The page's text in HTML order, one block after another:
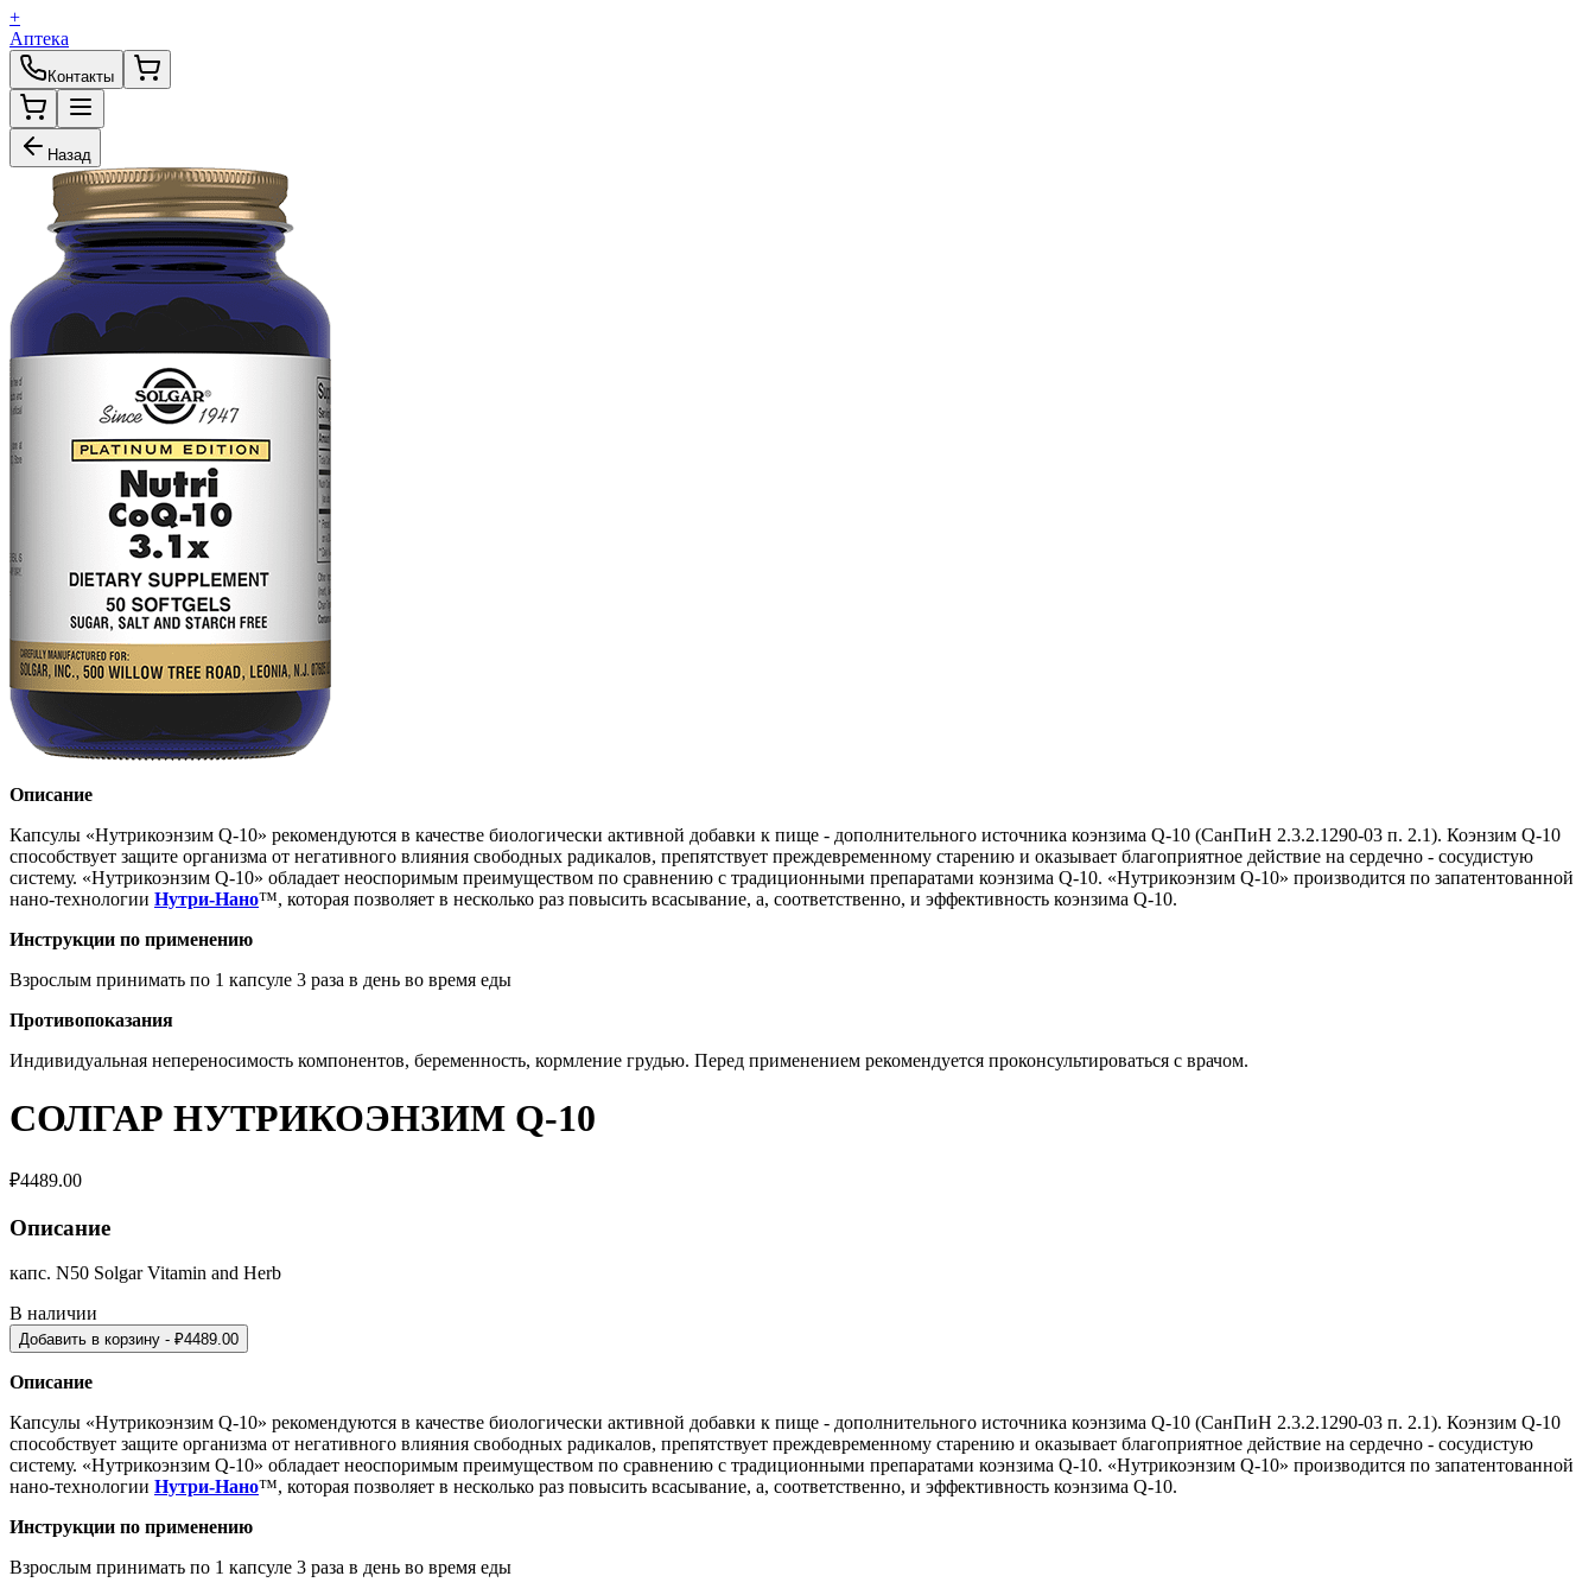
+
Аптека
Контакты
Назад
Описание
Капсулы «Нутрикоэнзим Q-10» рекомендуются в качестве биологически активной добавки к пище - дополнительного источника коэнзима Q-10 (СанПиН 2.3.2.1290-03 п. 2.1). Коэнзим Q-10
способствует защите организма от негативного влияния свободных радикалов, препятствует преждевременному старению и оказывает благоприятное действие на сердечно - сосудистую
систему. «Нутрикоэнзим Q-10» обладает неоспоримым преимуществом по сравнению с традиционными препаратами коэнзима Q-10. «Нутрикоэнзим Q-10» производится по запатентованной
нано-технологии Нутри-Нано™, которая позволяет в несколько раз повысить всасывание, а, соответственно, и эффективность коэнзима Q-10.
Инструкции по применению
Взрослым принимать по 1 капсуле 3 раза в день во время еды
Противопоказания
Индивидуальная непереносимость компонентов, беременность, кормление грудью. Перед применением рекомендуется проконсультироваться с врачом.
СОЛГАР НУТРИКОЭНЗИМ Q-10
₽4489.00
Описание
капс. N50 Solgar Vitamin and Herb
В наличии
Добавить в корзину - ₽4489.00
Описание
Капсулы «Нутрикоэнзим Q-10» рекомендуются в качестве биологически активной добавки к пище - дополнительного источника коэнзима Q-10 (СанПиН 2.3.2.1290-03 п. 2.1). Коэнзим Q-10
способствует защите организма от негативного влияния свободных радикалов, препятствует преждевременному старению и оказывает благоприятное действие на сердечно - сосудистую
систему. «Нутрикоэнзим Q-10» обладает неоспоримым преимуществом по сравнению с традиционными препаратами коэнзима Q-10. «Нутрикоэнзим Q-10» производится по запатентованной
нано-технологии Нутри-Нано™, которая позволяет в несколько раз повысить всасывание, а, соответственно, и эффективность коэнзима Q-10.
Инструкции по применению
Взрослым принимать по 1 капсуле 3 раза в день во время еды